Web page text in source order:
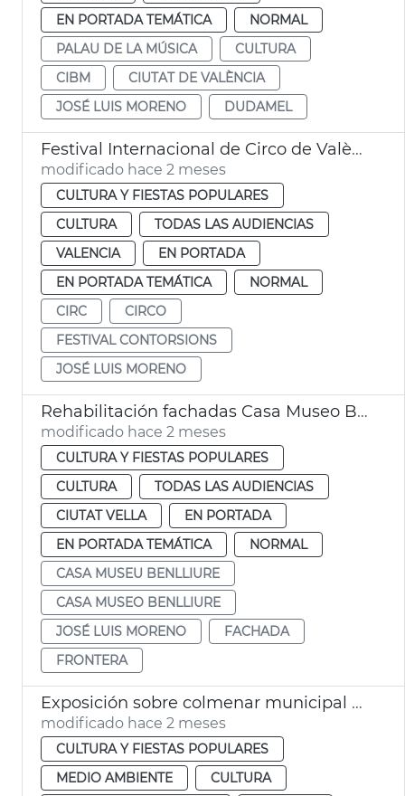
EN PORTADA TEMÁTICA
NORMAL
PALAU DE LA MÚSICA
CULTURA
CIBM
CIUTAT DE VALÈNCIA
JOSÉ LUIS MORENO
DUDAMEL
Festival Internacional de Circo de València Contorsions
modificado hace 2 meses
CULTURA Y FIESTAS POPULARES
CULTURA
TODAS LAS AUDIENCIAS
VALENCIA
EN PORTADA
EN PORTADA TEMÁTICA
NORMAL
CIRC
CIRCO
FESTIVAL CONTORSIONS
JOSÉ LUIS MORENO
Rehabilitación fachadas Casa Museo Benlliure València
modificado hace 2 meses
CULTURA Y FIESTAS POPULARES
CULTURA
TODAS LAS AUDIENCIAS
CIUTAT VELLA
EN PORTADA
EN PORTADA TEMÁTICA
NORMAL
CASA MUSEU BENLLIURE
CASA MUSEO BENLLIURE
JOSÉ LUIS MORENO
FACHADA
FRONTERA
Exposición sobre colmenar municipal València
modificado hace 2 meses
CULTURA Y FIESTAS POPULARES
MEDIO AMBIENTE
CULTURA